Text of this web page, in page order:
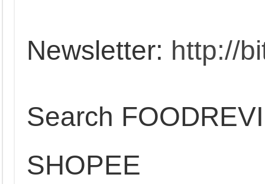
Newsletter: http://
Search
SHOPEE